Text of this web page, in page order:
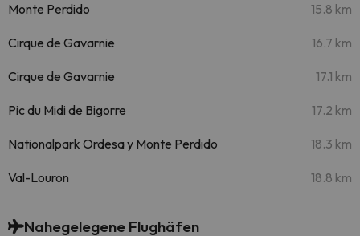
Monte Perdido 15.8 km
Cirque de Gavarnie 16.7 km
Cirque de Gavarnie 17.1 km
Pic du Midi de Bigorre 17.2 km
Nationalpark Ordesa y Monte Perdido 18.3 km
Val-Louron 18.8 km
Nahegelegene Flughäfen